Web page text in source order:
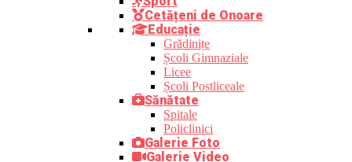
Cetățeni de Onoare
Educație
Grădinițe
Școli Gimnaziale
Licee
Școli Postliceale
Sănătate
Spitale
Policlinici
Galerie Foto
Galerie Video